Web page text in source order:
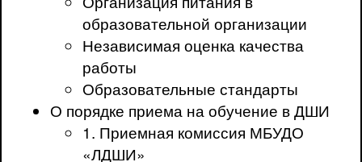
образовательной организации
Независимая оценка качества
работы
Образовательные стандарты
О порядке приема на обучение в ДШИ
1. Приемная комиссия МБУДО
«ЛДШИ»